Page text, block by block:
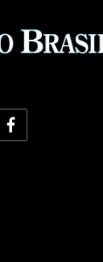
Facebook